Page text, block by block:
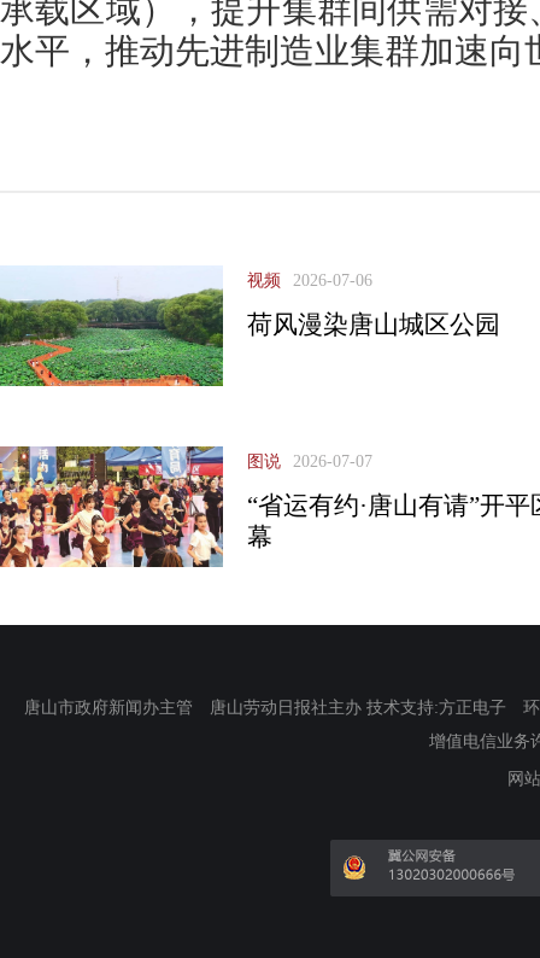
承载区域），提升集群间供需对
水平，推动先进制造业集群加速向
视频 2026-07-06
荷风漫染唐山城区公园
图说 2026-07-07
“省运有约·唐山有请”开
幕
唐山市政府新闻办主管 唐山劳动日报社主办 技术支持:方正电子
增值电信业务
网